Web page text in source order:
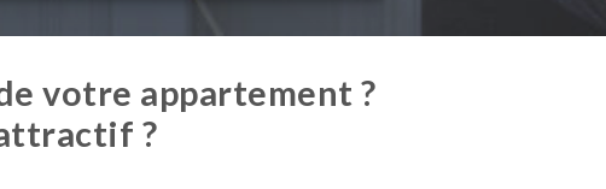
votre appartement ?
?